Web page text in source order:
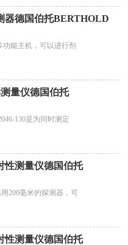
器德国伯托BERTHOLD
能主机，可以进行剂
量仪德国伯托
130是为同时测定
性测量仪德国伯托
200毫米的探测器，可
性测量仪德国伯托